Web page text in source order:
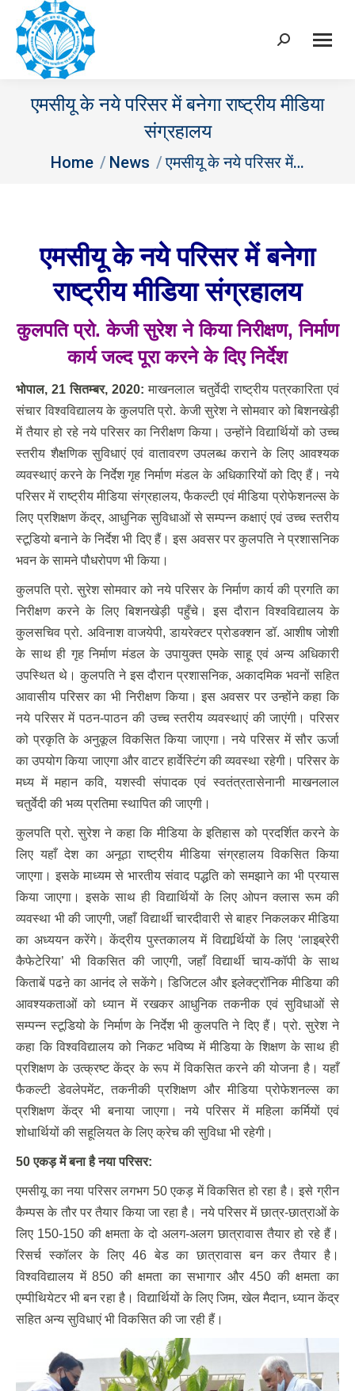
Search:
एमसीयू के नये परिसर में बनेगा राष्ट्रीय मीडिया
संग्रहालय
You are here:
Home News एमसीयू के नये परिसर में…
एमसीयू के नये परिसर में बनेगा
राष्ट्रीय मीडिया संग्रहालय
कुलपति प्रो. केजी सुरेश ने किया निरीक्षण,निर्माण
कार्य जल्द पूरा करने के दिए निर्देश
भोपाल, 21 सितम्‍बर, 2020: माखनलाल चतुर्वेदी राष्ट्रीय पत्रकारिता एवं
संचार विश्वविद्यालय के कुलपति प्रो. केजी सुरेश ने सोमवार को बिशनखेड़ी
में तैयार हो रहे नये परिसर का निरीक्षण किया। उन्होंने विद्यार्थियों को उच्च
स्तरीय शैक्षणिक सुविधाएं एवं वातावरण उपलब्ध कराने के लिए आवश्यक
व्यवस्थाएं करने के निर्देश गृह निर्माण मंडल के अधिकारियों को दिए हैं। नये
परिसर में राष्ट्रीय मीडिया संग्रहालय, फैकल्टी एवं मीडिया प्रोफेशनल्स के
लिए प्रशिक्षण केंद्र, आधुनिक सुविधाओं से सम्पन्न कक्षाएं एवं उच्च स्तरीय
स्टूडियो बनाने के निर्देश भी दिए हैं। इस अवसर पर कुलपति ने प्रशासनिक
भवन के सामने पौधरोपण भी किया।
कुलपति प्रो. सुरेश सोमवार को नये परिसर के निर्माण कार्य की प्रगति का
निरीक्षण करने के लिए बिशनखेड़ी पहुँचे। इस दौरान विश्वविद्यालय के
कुलसचिव प्रो. अविनाश वाजयेपी, डायरेक्टर प्रोडक्शन डॉ. आशीष जोशी
के साथ ही गृह निर्माण मंडल के उपायुक्त एमके साहू एवं अन्य अधिकारी
उपस्थित थे। कुलपति ने इस दौरान प्रशासनिक, अकादमिक भवनों सहित
आवासीय परिसर का भी निरीक्षण किया। इस अवसर पर उन्होंने कहा कि
नये परिसर में पठन-पाठन की उच्च स्तरीय व्यवस्थाएं की जाएंगी। परिसर
को प्रकृति के अनुकूल विकसित किया जाएगा। नये परिसर में सौर ऊर्जा
का उपयोग किया जाएगा और वाटर हार्वेस्टिंग की व्यवस्था रहेगी। परिसर के
मध्य में महान कवि, यशस्वी संपादक एवं स्वतंत्रतासेनानी माखनलाल
चतुर्वेदी की भव्य प्रतिमा स्थापित की जाएगी।
कुलपति प्रो. सुरेश ने कहा कि मीडिया के इतिहास को प्रदर्शित करने के
लिए यहाँ देश का अनूठा राष्ट्रीय मीडिया संग्रहालय विकसित किया
जाएगा। इसके माध्यम से भारतीय संवाद पद्धति को समझाने का भी प्रयास
किया जाएगा। इसके साथ ही विद्यार्थियों के लिए ओपन क्लास रूम की
व्यवस्था भी की जाएगी, जहाँ विद्यार्थी चारदीवारी से बाहर निकलकर मीडिया
का अध्ययन करेंगे। केंद्रीय पुस्तकालय में विद्यार्र्थियों के लिए ‘लाइब्रेरी
कैफेटेरिया’ भी विकसित की जाएगी, जहाँ विद्यार्थी चाय-कॉपी के साथ
किताबें पढऩे का आनंद ले सकेंगे। डिजिटल और इलेक्ट्रॉनिक मीडिया की
आवश्यकताओं को ध्यान में रखकर आधुनिक तकनीक एवं सुविधाओं से
सम्पन्न स्टूडियो के निर्माण के निर्देश भी कुलपति ने दिए हैं। प्रो. सुरेश ने
कहा कि विश्वविद्यालय को निकट भविष्य में मीडिया के शिक्षण के साथ ही
प्रशिक्षण के उत्क्रष्ट केंद्र के रूप में विकसित करने की योजना है। यहाँ
फैकल्टी डेवलेपमेंट, तकनीकी प्रशिक्षण और मीडिया प्रोफेशनल्स का
प्रशिक्षण केंद्र भी बनाया जाएगा। नये परिसर में महिला कर्मियों एवं
शोधार्थियों की सहूलियत के लिए क्रेच की सुविधा भी रहेगी।
50 एकड़ में बना है नया परिसर:
एमसीयू का नया परिसर लगभग 50 एकड़ में विकसित हो रहा है। इसे ग्रीन
कैम्पस के तौर पर तैयार किया जा रहा है। नये परिसर में छात्र-छात्राओं के
लिए 150-150 की क्षमता के दो अलग-अलग छात्रावास तैयार हो रहे हैं।
रिसर्च स्कॉलर के लिए 46 बेड का छात्रावास बन कर तैयार है।
विश्वविद्यालय में 850 की क्षमता का सभागार और 450 की क्षमता का
एम्पीथियेटर भी बन रहा है। विद्यार्थियों के लिए जिम, खेल मैदान, ध्यान केंद्र
सहित अन्य सुविधाएं भी विकसित की जा रही हैं।